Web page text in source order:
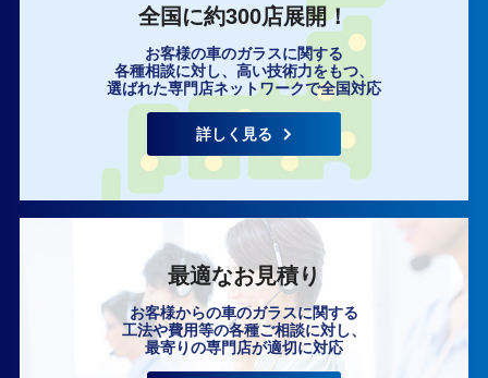
全国に約300店展開！
お客様の車のガラスに関する
各種相談に対し、高い技術力をもつ、
選ばれた専門店ネットワークで全国対応
詳しく見る
最適なお見積り
お客様からの車のガラスに関する
工法や費用等の各種ご相談に対し、
最寄りの専門店が適切に対応